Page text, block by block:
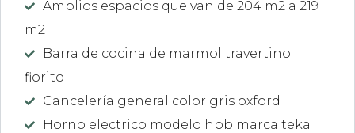
Amplios espacios que van de 204 m2 a 219
m2
Barra de cocina de marmol travertino
fiorito
Cancelería general color gris oxford
Horno electrico modelo hbb marca teka